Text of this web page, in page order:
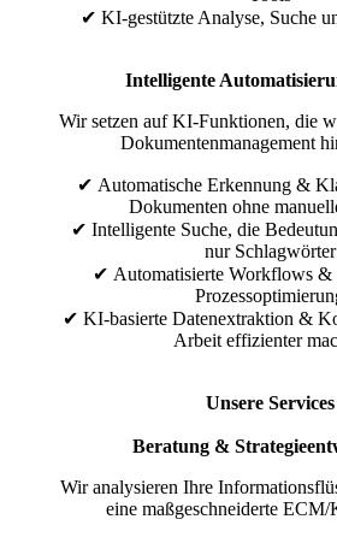
✔ KI-gestützte Analyse, Suche
Intelligente
Wir setzen auf KI-Funktionen, die
Dokumentenmanagement
✔ Automatische Erkennung &
Dokumenten ohne
✔ Intelligente Suche, die
nur Schlagwörter
✔ Automatisierte Workflows &
✔ KI-basierte Datenextraktion &
Arbeit effizienter
Unsere Services
Beratung &
Wir analysieren Ihre
eine maßgeschneiderte